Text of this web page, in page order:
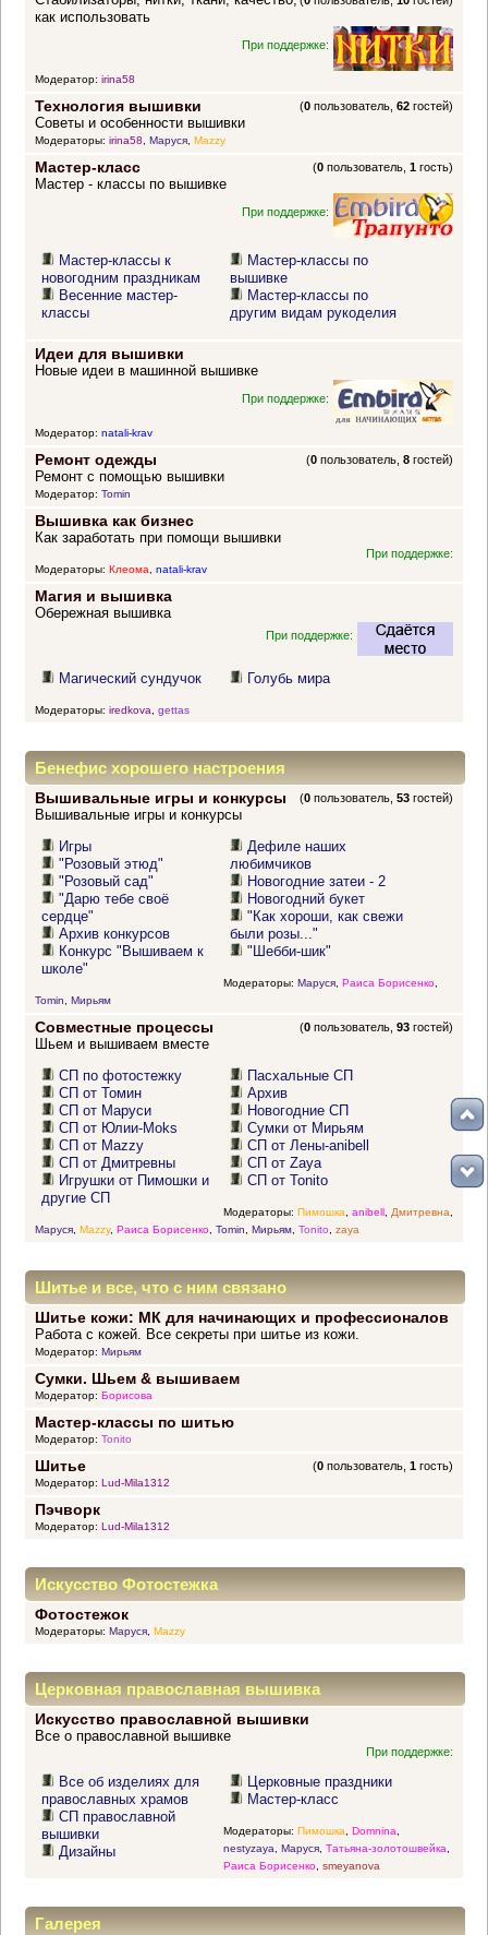
как использовать
При поддержке:
Модератор: irina58
Технология вышивки (0 пользователь,62 гостей)
Советы и особенности вышивки
Модераторы: irina58, Маруся, Mazzy
Мастер-класс (0 пользователь,1 гость)
Мастер - классы по вышивке
При поддержке:
Мастер-классы к
новогодним праздникам
Весенние мастер-
классы
Мастер-классы по
вышивке
Мастер-классы по
другим видам рукоделия
Идеи для вышивки
Новые идеи в машинной вышивке
При поддержке:
Модератор: natali-krav
Ремонт одежды (0 пользователь,8 гостей)
Ремонт с помощью вышивки
Модератор: Tomin
Вышивка как бизнес
Как заработать при помощи вышивки
При поддержке:
Модераторы: Клеома, natali-krav
Магия и вышивка
Обережная вышивка
При поддержке:
Магический сундучок Голубь мира
Модераторы: iredkova gettas
Бенефис хорошего настроения
Вышивальные игры и конкурсы (0 пользователь,53 гостей)
Вышивальные игры и конкурсы
Игры
"Розовый этюд"
"Розовый сад"
"Дарю тебе своё
сердце"
Архив конкурсов
Конкурс "Вышиваем к
школе"
Дефиле наших
любимчиков
Новогодние затеи - 2
Новогодний букет
"Как хороши, как свежи
были розы..."
"Шебби-шик"
Модераторы: Маруся, Раиса Борисенко,
Tomin
Мирьям
Совместные процессы (0 пользователь,93 гостей)
Шьем и вышиваем вместе
СП по фотостежку
СП от Томин
СП от Маруси
СП от Юлии-Moks
СП от Mazzy
СП от Дмитревны
Игрушки от Пимошки и
другие СП
Пасхальные СП
Архив
Новогодние СП
Сумки от Мирьям
СП от Лены-anibell
СП от Zaya
СП от Tonito
Модераторы: Пимошка anibell, Дмитревна
Маруся, Mazzy, Раиса Борисенко, Tomin Мирьям, Tonito zaya
Шитье и все, что с ним связано
Шитье кожи: МК для начинающих и профессионалов
Работа с кожей. Все секреты при шитье из кожи.
Модератор: Мирьям
Сумки. Шьем & вышиваем
Модератор: Борисова
Мастер-классы по шитью
Модератор: Tonito
Шитье (0 пользователь,1 гость)
Модератор: Lud-Mila1312
Пэчворк
Модератор: Lud-Mila1312
Искусство Фотостежка
Фотостежок
Модераторы: Маруся, Mazzy
Церковная православная вышивка
Искусство православной вышивки
Все о православной вышивке
При поддержке:
Все об изделиях для
православных храмов
СП православной
вышивки
Дизайны
Церковные праздники
Мастер-класс
Модераторы: Пимошка Domnina
nestyzaya
Маруся, Татьяна-золотошвейка
Раиса Борисенко, smeyanova
Галерея